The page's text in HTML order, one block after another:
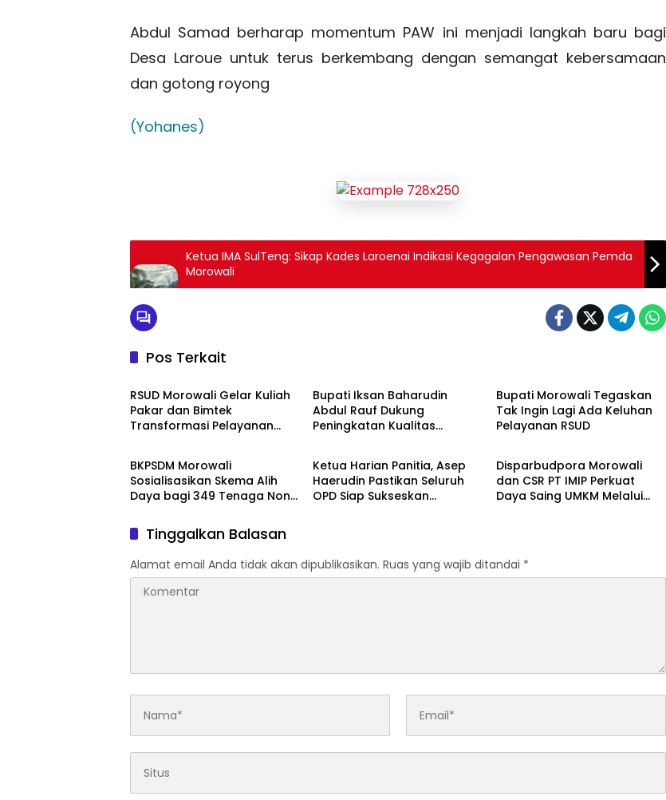
Abdul Samad berharap momentum PAW ini menjadi langkah baru bagi
Desa Laroue untuk terus berkembang dengan semangat kebersamaan
dan gotong royong
(Yohanes)
Ketua IMA SulTeng: Sikap Kades Laroenai Indikasi Kegagalan Pengawasan Pemda
Morowali
Pos Terkait
Pemerintahan
RSUD Morowali Gelar Kuliah
Pakar dan Bimtek
Transformasi Pelayanan
Bupati Iksan Baharudin
Abdul Rauf Dukung
Peningkatan Kualitas
Bupati Morowali Tegaskan
Tak Ingin Lagi Ada Keluhan
Pelayanan RSUD
Pemerintahan
BKPSDM Morowali
Sosialisasikan Skema Alih
Daya bagi 349 Tenaga Non-
Pemerintahan
Ketua Harian Panitia, Asep
Haerudin Pastikan Seluruh
OPD Siap Sukseskan
Pemerintahan
Disparbudpora Morowali
dan CSR PT IMIP Perkuat
Daya Saing UMKM Melalui
Tinggalkan Balasan
Alamat email Anda tidak akan dipublikasikan. Ruas yang wajib ditandai *